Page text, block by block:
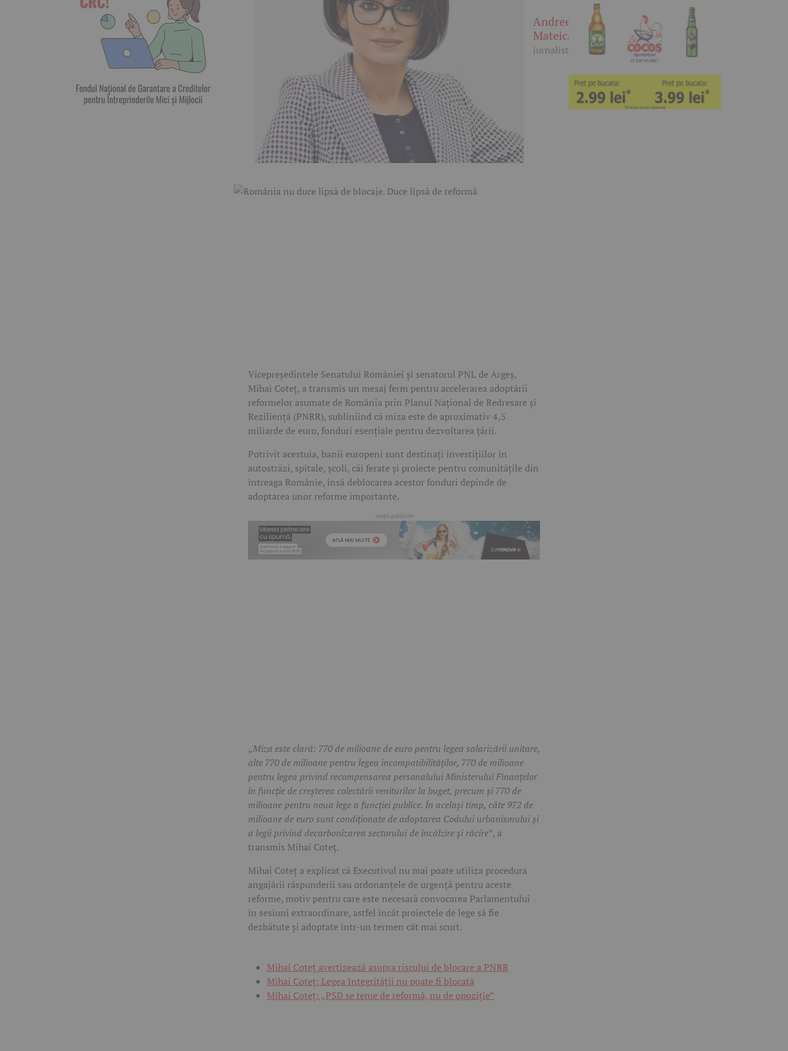
Andreea
Mateica
jurnalist
Vicepreședintele Senatului României și senatorul PNL de Argeș,
Mihai Coteț, a transmis un mesaj ferm pentru accelerarea adoptării
reformelor asumate de România prin Planul Național de Redresare și
Reziliență (PNRR), subliniind că miza este de aproximativ 4,5
miliarde de euro, fonduri esențiale pentru dezvoltarea țării.
Potrivit acestuia, banii europeni sunt destinați investițiilor în
autostrăzi, spitale, școli, căi ferate și proiecte pentru comunitățile din
întreaga Românie, însă deblocarea acestor fonduri depinde de
adoptarea unor reforme importante.
„Miza este clară: 770 de milioane de euro pentru legea salarizării unitare,
alte 770 de milioane pentru legea incompatibilităților, 770 de milioane
pentru legea privind recompensarea personalului Ministerului Finanțelor
în funcție de creșterea colectării veniturilor la buget, precum și 770 de
milioane pentru noua lege a funcției publice. În același timp, câte 972 de
milioane de euro sunt condiționate de adoptarea Codului urbanismului și
a legii privind decarbonizarea sectorului de încălzire și răcire”, a
transmis Mihai Coteț.
Mihai Coteț a explicat că Executivul nu mai poate utiliza procedura
angajării răspunderii sau ordonanțele de urgență pentru aceste
reforme, motiv pentru care este necesară convocarea Parlamentului
în sesiuni extraordinare, astfel încât proiectele de lege să fie
dezbătute și adoptate într-un termen cât mai scurt.
Mihai Coteț avertizează asupra riscului de blocare a PNRR
Mihai Coteț: Legea Integrității nu poate fi blocată
Mihai Coteț: „PSD se teme de reformă, nu de opoziție”